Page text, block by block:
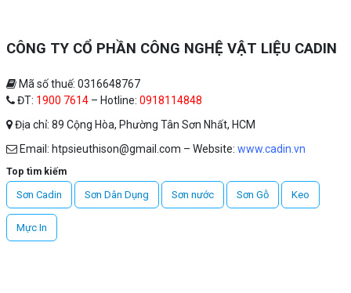
CÔNG TY CỔ PHẦN CÔNG NGHỆ VẬT LIỆU CADIN
Mã số thuế: 0316648767
ĐT: 1900 7614 – Hotline: 0918114848
Địa chỉ: 89 Cộng Hòa, Phường Tân Sơn Nhất, HCM
Email: htpsieuthison@gmail.com – Website: www.cadin.vn
Top tìm kiếm
Sơn Cadin
Sơn Dân Dụng Sơn nước Sơn Gỗ Keo
Mực In